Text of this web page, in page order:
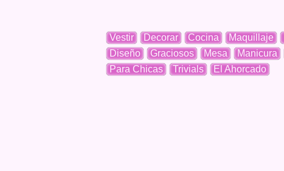
Vestir Decorar Cocina Maquillaje
Diseño
Graciosos Mesa Manicura
Para Chicas
Trivials El Ahorcado